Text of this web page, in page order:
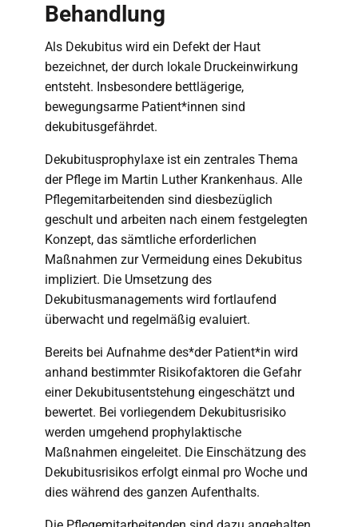
Behandlung
Als Dekubitus wird ein Defekt der Haut
bezeichnet, der durch lokale Druckeinwirkung
entsteht. Insbesondere bettlägerige,
bewegungsarme Patient*innen sind
dekubitusgefährdet.
Dekubitusprophylaxe ist ein zentrales Thema
der Pflege im Martin Luther Krankenhaus. Alle
Pflegemitarbeitenden sind diesbezüglich
geschult und arbeiten nach einem festgelegten
Konzept, das sämtliche erforderlichen
Maßnahmen zur Vermeidung eines Dekubitus
impliziert. Die Umsetzung des
Dekubitusmanagements wird fortlaufend
überwacht und regelmäßig evaluiert.
Bereits bei Aufnahme des*der Patient*in wird
anhand bestimmter Risikofaktoren die Gefahr
einer Dekubitusentstehung eingeschätzt und
bewertet. Bei vorliegendem Dekubitusrisiko
werden umgehend prophylaktische
Maßnahmen eingeleitet. Die Einschätzung des
Dekubitusrisikos erfolgt einmal pro Woche und
dies während des ganzen Aufenthalts.